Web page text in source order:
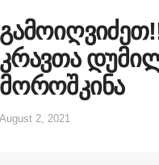
კრავთა
მოროშკინა
August 2, 2021